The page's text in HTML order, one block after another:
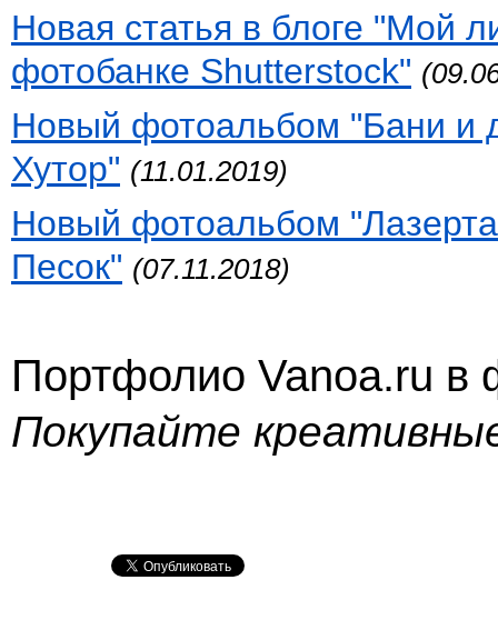
Новая статья в блоге "Мой
фотобанке Shutterstock"
Новый фотоальбом "Бани и
Хутор" (11.01.2019)
Новый фотоальбом
Песок" (07.11.2018)
Портфолио Vanoa.ru в
Покупайте